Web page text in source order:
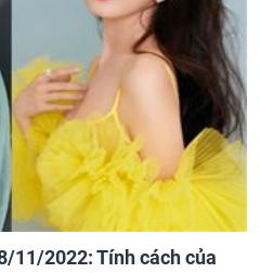
11/2022: Tính cách của